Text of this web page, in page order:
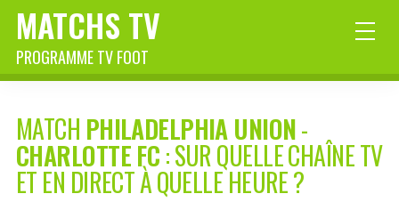
MATCHS TV
PROGRAMME TV FOOT
MATCH PHILADELPHIA UNION-
CHARLOTTE FC: SUR QUELLE CHAÎNE TV
ET EN DIRECT À QUELLE HEURE ?